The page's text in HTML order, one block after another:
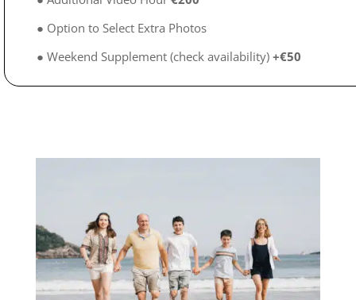
● Option to Select Extra Photos
● Weekend Supplement (check availability)+€50